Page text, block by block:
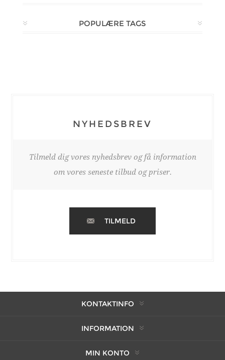
POPULÆRE TAGS
NYHEDSBREV
Tilmeld dig vores nyhedsbrev og få information
om vores seneste tilbud og priser.
TILMELD
KONTAKTINFO
INFORMATION
MIN KONTO